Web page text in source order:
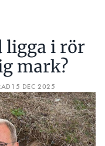
ligga i rör
mark?
15 DEC 2025